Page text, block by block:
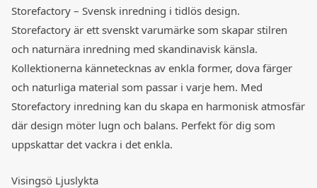
Storefactory – Svensk inredning i tidlös design.
Storefactory är ett svenskt varumärke som skapar stilren
och naturnära inredning med skandinavisk känsla.
Kollektionerna kännetecknas av enkla former, dova färger
och naturliga material som passar i varje hem. Med
Storefactory inredning kan du skapa en harmonisk atmosfär
där design möter lugn och balans. Perfekt för dig som
uppskattar det vackra i det enkla.
Visingsö Ljuslykta